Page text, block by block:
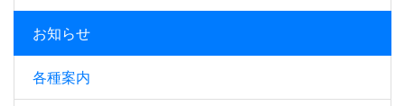
お知らせ
各種案内